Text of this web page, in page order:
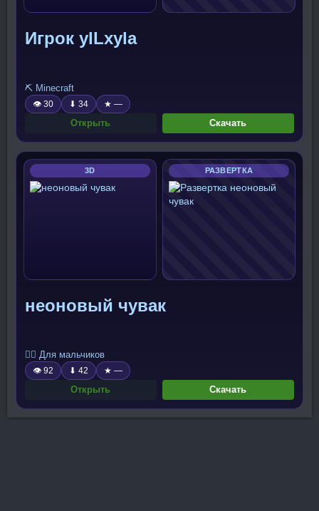
Игрок ylLxyla
⛏️ Minecraft
👁 30 ⬇ 34 ★ —
Открыть Скачать
3D РАЗВЕРТКА
неоновый чувак
🧍‍♂️ Для мальчиков
👁 92 ⬇ 42 ★ —
Открыть Скачать